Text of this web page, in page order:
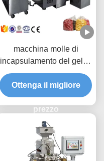
macchina molle di
incapsulamento del gel di
paintball di 1ml 7rpm
Ottenga il migliore
prezzo